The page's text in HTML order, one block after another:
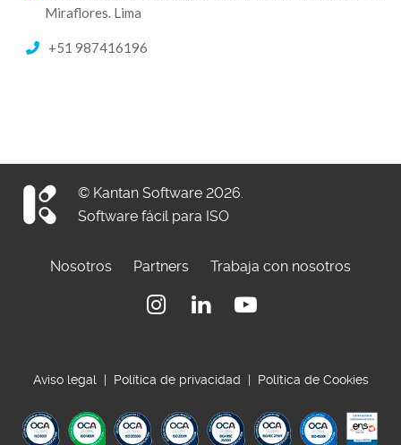
Miraflores. Lima
+51 987416196
© Kantan Software 2026.
Software fácil para ISO
Nosotros Partners Trabaja con nosotros
InstagramLinkedinYoutube
Aviso legal | Política de privacidad | Política de Cookies